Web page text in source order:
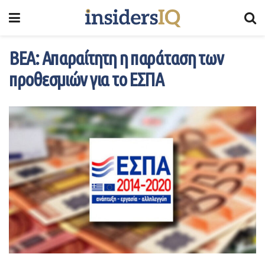
ΒΕΑ: Απαραίτητη η παράταση των
προθεσμιών για το ΕΣΠΑ